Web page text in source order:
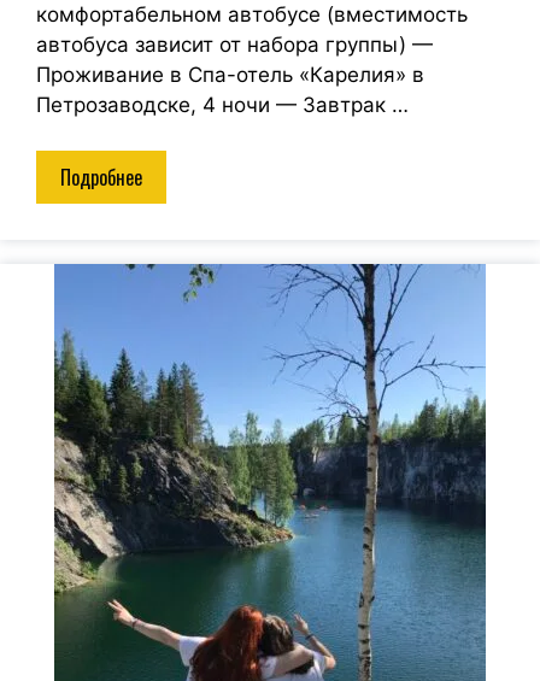
комфортабельном автобусе (вместимость
автобуса зависит от набора группы) —
Проживание в Спа-отель «Карелия» в
Петрозаводске, 4 ночи — Завтрак …
Подробнее